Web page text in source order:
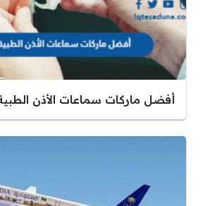
أفضل ماركات سماعات الأذن